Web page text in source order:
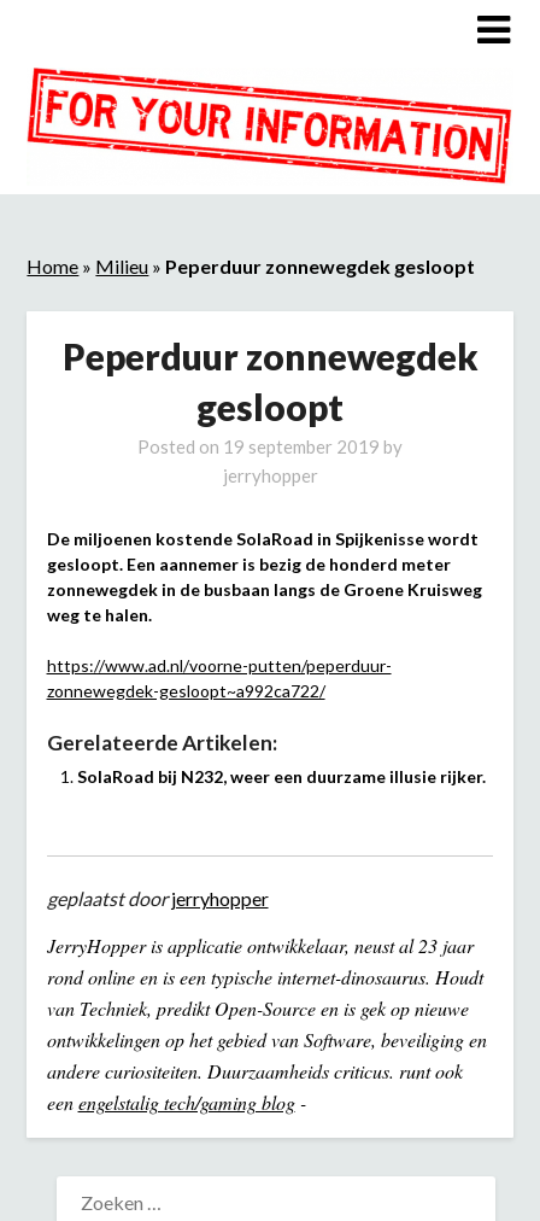
Home » Milieu » Peperduur zonnewegdek gesloopt
Peperduur zonnewegdek
gesloopt
Posted on 19 september 2019 by
jerryhopper
De miljoenen kostende SolaRoad in Spijkenisse wordt
gesloopt. Een aannemer is bezig de honderd meter
zonnewegdek in de busbaan langs de Groene Kruisweg
weg te halen.
https://www.ad.nl/voorne-putten/peperduur-
zonnewegdek-gesloopt~a992ca722/
Gerelateerde Artikelen:
SolaRoad bij N232, weer een duurzame illusie rijker.
geplaatst door jerryhopper
JerryHopper is applicatie ontwikkelaar, neust al 23 jaar
rond online en is een typische internet-dinosaurus. Houdt
van Techniek, predikt Open-Source en is gek op nieuwe
ontwikkelingen op het gebied van Software, beveiliging en
andere curiositeiten. Duurzaamheids criticus. runt ook
eenengelstalig tech/gaming blog-